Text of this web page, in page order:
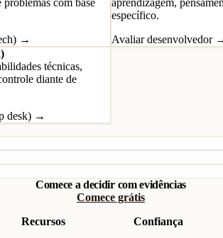
com base
→
aprendizagem,
específico.
Avaliar desenvolvedor
técnicas,
diante de
desk) →
Comece a decidir com evidências
Comece grátis
Recursos Confiança